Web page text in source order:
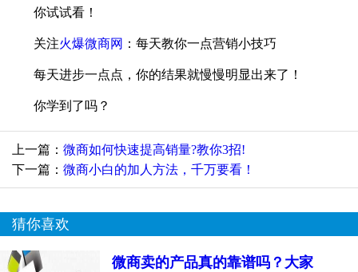
你试试看！
关注火爆微商网 ：每天教你一点营销小技巧
每天进步一点点，你的结果就慢慢明显出来了！
你学到了吗？
上一篇： 微商如何快速提高销量?教你3招!
下一篇： 微商小白的加人方法，千万要看！
猜你喜欢
微商卖的产品真的靠谱吗？大家